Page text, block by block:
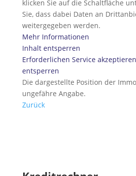
klicken Sie auf die Schaltfläche
Sie, dass dabei Daten an
weitergegeben werden.
Mehr Informationen
Inhalt entsperren
Erforderlichen Service
entsperren
Die dargestellte Position der
ungefähre Angabe.
Zurück